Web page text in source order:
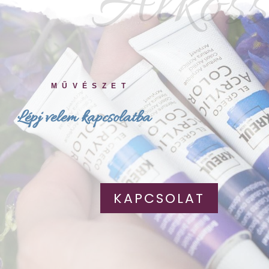
MŰVÉSZET
Lépj velem kapcsolatba
KAPCSOLAT